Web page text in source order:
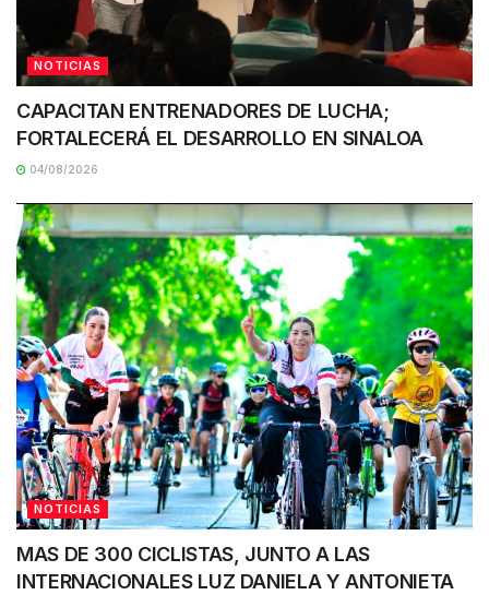
NOTICIAS
CAPACITAN ENTRENADORES DE LUCHA;
FORTALECERÁ EL DESARROLLO EN SINALOA
04/08/2026
NOTICIAS
MAS DE 300 CICLISTAS, JUNTO A LAS
INTERNACIONALES LUZ DANIELA Y ANTONIETA